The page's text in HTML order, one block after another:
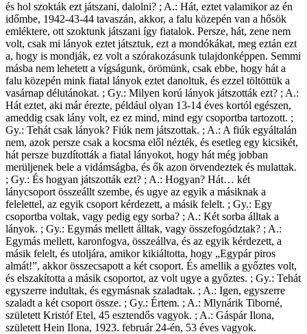
és hol szokták ezt játszani, dalolni? ; A.: Hát, eztet valamikor az én
időmbe, 1942-43-44 tavaszán, akkor, a falu közepén van a hősök
emléktere, ott szoktunk játszani így fiatalok. Persze, hát, zene nem
volt, csak mi lányok eztet játsztuk, ezt a mondókákat, meg eztán ezt
a, hogy is mondják, ez volt a szórakozásunk tulajdonképpen. Semmi
másba nem lehetett a vígságunk, örömünk, csak ebbe, hogy hát a
falu közepén mink fiatal lányok eztet danoltuk, és ezzel töltöttük a
vasárnap délutánokat. ; Gy.: Milyen korú lányok játszották ezt? ; A.:
Hát eztet, aki már érezte, például olyan 13-14 éves kortól egészen,
ameddig csak lány volt, ez ez mind, mind egy csoportba tartozott. ;
Gy.: Tehát csak lányok? Fiúk nem játszottak. ; A.: A fiúk egyáltalán
nem, azok persze csak a kocsma elől nézték, és esetleg egy kicsikét,
hát persze buzdították a fiatal lányokot, hogy hát még jobban
merüljenek bele a vidámságba, és ők azon örvendeztek és mulattak.
; Gy.: És hogyan játszották ezt? ; A.: Hogyan? Hát… két
lánycsoport összeállt szembe, és ugye az egyik a másiknak a
felelettel, az egyik csoport kérdezett, a másik felelt. ; Gy.: Egy
csoportba voltak, vagy pedig egy sorba? ; A.: Két sorba álltak a
lányok. ; Gy.: Egymás mellett álltak, vagy összefogództak? ; A.:
Egymás mellett, karonfogva, összeállva, és az egyik kérdezett, a
másik felelt, és utoljára, amikor kikiáltotta, hogy „Egypár piros
almát!”, akkor összecsapott a két csoport. És amellik a győztes volt,
és elszakította a másik csoportot, az volt ugye a győztes. ; Gy.: Tehát
egyszerre indultak, és egymásnak szaladtak. ; A.: Igen, egyszerre
szaladt a két csoport össze. ; Gy.: Értem. ; A.: Mlynárik Tiborné,
született Kristóf Etel, 45 esztendős vagyok. ; A.: Gáspár Ilona,
született Hein Ilona, 1923. február 24-én, 53 éves vagyok.